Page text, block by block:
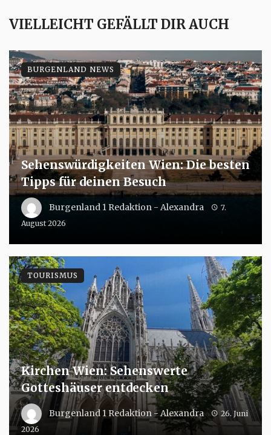
VIELLEICHT GEFÄLLT DIR AUCH
Sehenswürdigkeiten Wien: Die besten
Tipps für deinen Besuch
Burgenland 1 Redaktion - Alexandra
7.
August 2026
BURGENLAND NEWS
Kirchen Wien: Sehenswerte
Gotteshäuser entdecken
Burgenland 1 Redaktion - Alexandra
26. Juni
2026
TOURISMUS